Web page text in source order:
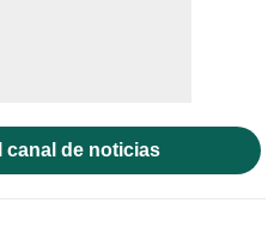
canal de noticias